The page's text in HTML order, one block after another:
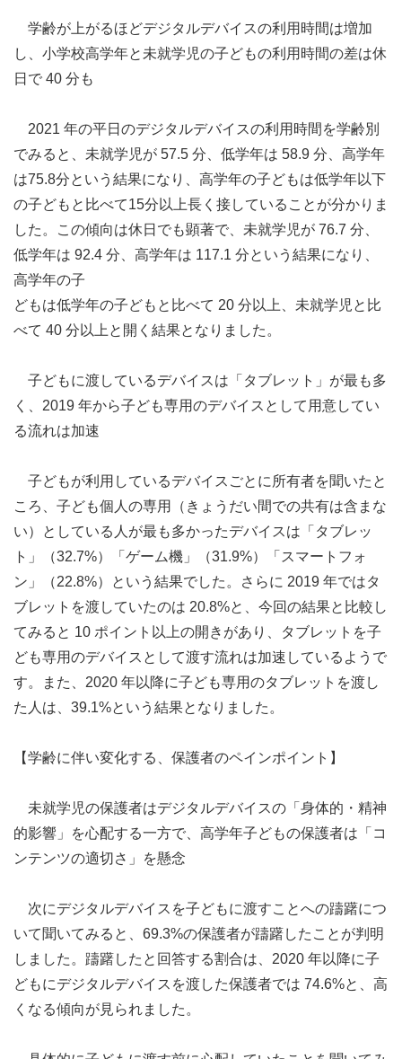
学齢が上がるほどデジタルデバイスの利用時間は増加
し、小学校高学年と未就学児の子どもの利用時間の差は休
日で 40 分も
2021 年の平日のデジタルデバイスの利用時間を学齢別
でみると、未就学児が 57.5 分、低学年は 58.9 分、高学年
は75.8分という結果になり、高学年の子どもは低学年以下
の子どもと比べて15分以上長く接していることが分かりま
した。この傾向は休日でも顕著で、未就学児が 76.7 分、
低学年は 92.4 分、高学年は 117.1 分という結果になり、
高学年の子
どもは低学年の子どもと比べて 20 分以上、未就学児と比
べて 40 分以上と開く結果となりました。
子どもに渡しているデバイスは「タブレット」が最も多
く、2019 年から子ども専用のデバイスとして用意してい
る流れは加速
子どもが利用しているデバイスごとに所有者を聞いたと
ころ、子ども個人の専用（きょうだい間での共有は含まな
い）としている人が最も多かったデバイスは「タブレッ
ト」（32.7%）「ゲーム機」（31.9%）「スマートフォ
ン」（22.8%）という結果でした。さらに 2019 年ではタ
ブレットを渡していたのは 20.8%と、今回の結果と比較し
てみると 10 ポイント以上の開きがあり、タブレットを子
ども専用のデバイスとして渡す流れは加速しているようで
す。また、2020 年以降に子ども専用のタブレットを渡し
た人は、39.1%という結果となりました。
【学齢に伴い変化する、保護者のペインポイント】
未就学児の保護者はデジタルデバイスの「身体的・精神
的影響」を心配する一方で、高学年子どもの保護者は「コ
ンテンツの適切さ」を懸念
次にデジタルデバイスを子どもに渡すことへの躊躇につ
いて聞いてみると、69.3%の保護者が躊躇したことが判明
しました。躊躇したと回答する割合は、2020 年以降に子
どもにデジタルデバイスを渡した保護者では 74.6%と、高
くなる傾向が見られました。